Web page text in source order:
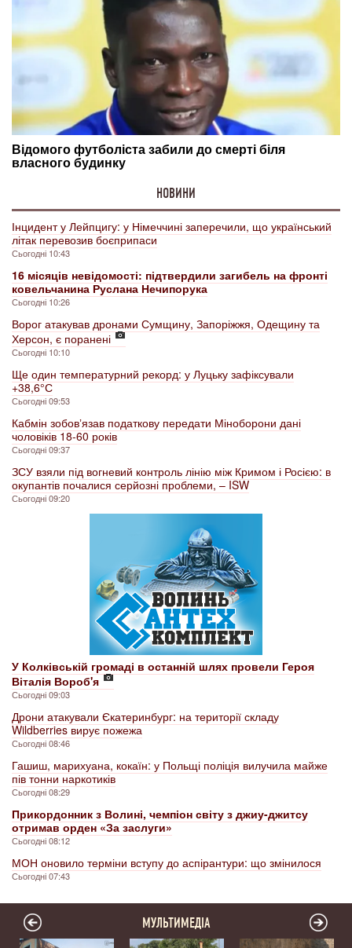
НОВИНИ
Інцидент у Лейпцигу: у Німеччині заперечили, що український
літак перевозив боєприпаси
Сьогодні 10:43
16 місяців невідомості: підтвердили загибель на фронті
ковельчанина Руслана Нечипорука
Сьогодні 10:26
Ворог атакував дронами Сумщину, Запоріжжя, Одещину та
Херсон, є поранені
Сьогодні 10:10
Ще один температурний рекорд: у Луцьку зафіксували
+38,6° С
Сьогодні 09:53
Кабмін зобовʼязав податкову передати Міноборони дані
чоловіків 18-60 років
Сьогодні 09:37
ЗСУ взяли під вогневий контроль лінію між Кримом і Росією: в
окупантів почалися серйозні проблеми, – ISW
Сьогодні 09:20
У Колківській громаді в останній шлях провели Героя
Віталія Вороб'я
Сьогодні 09:03
Дрони атакували Єкатеринбург: на території складу
Wildberries вирує пожежа
Сьогодні 08:46
Гашиш, марихуана, кокаїн: у Польщі поліція вилучила майже
пів тонни наркотиків
Сьогодні 08:29
Прикордонник з Волині, чемпіон світу з джиу-джитсу
отримав орден «За заслуги»
Сьогодні 08:12
МОН оновило терміни вступу до аспірантури: що змінилося
Сьогодні 07:43
МУЛЬТИМЕДІА